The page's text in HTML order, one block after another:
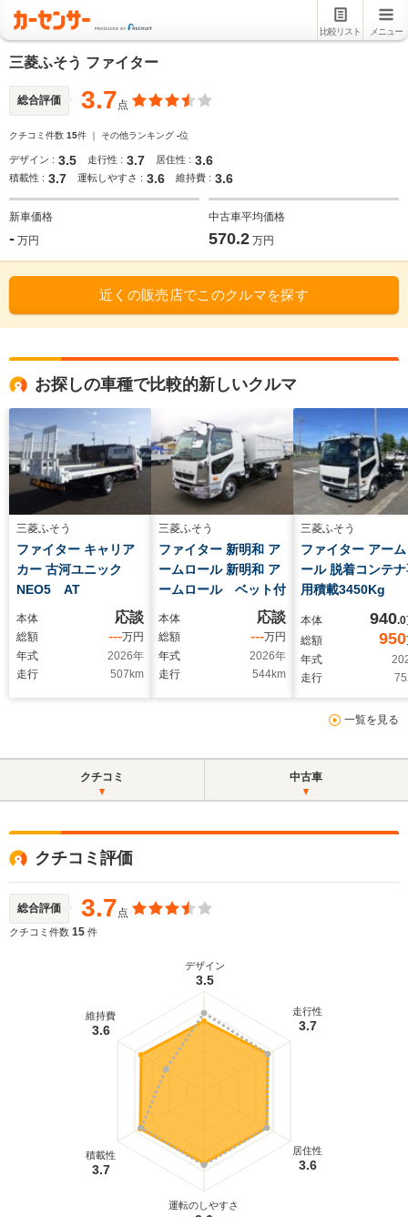
比較リスト メニュー
三菱ふそう ファイター
総合評価 3.7点
クチコミ件数 15件 ｜ その他ランキング -位
デザイン : 3.5 走行性 : 3.7 居住性 : 3.6
積載性 : 3.7 運転しやすさ : 3.6 維持費 : 3.6
新車価格
- 万円
中古車平均価格
570.2 万円
近くの販売店でこのクルマを探す
お探しの車種で比較的新しいクルマ
三菱ふそう
ファイター キャリア
カー 古河ユニック
NEO5 AT
本体 応談
総額 ---万円
年式
2026年
走行
507 km
三菱ふそう
ファイター 新明和 ア
ームロール 新明和 ア
ームロール ベット付
本体 応談
総額 ---万円
年式
2026年
走行
544km
三菱ふそう
ファイター アー
ール 脱着コンテ
用積載3450Kg
本体 940.0
総額
950
年式
走行
一覧を見る
クチコミ 中古車
クチコミ評価
総合評価 3.7点
クチコミ件数 15 件
デザイン
3.5
走行性
3.7
居住性
3.6
運転のしやすさ
積載性
3.7
維持費
3.6